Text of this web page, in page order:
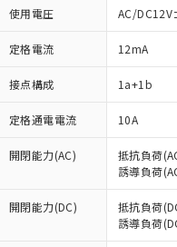
使用電圧 AC/
定格電流 12mA
接点構成 1a+1b
定格通電電流 10A
開閉能力(AC)
抵抗負荷
誘導負荷
開閉能力(DC)
抵抗負荷
誘導負荷
条件
み：EU RoHS指令（10物質
応した製品が提供可能な商
EU RoHS指令（10物質）
た製品に切り替える予定の